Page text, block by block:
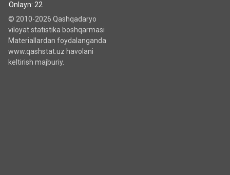
Onlayn: 22
© 2010-2026 Qashqadaryo
viloyat statistika boshqarmasi
Materiallardan foydalanganda
www.qashstat.uz havolani
keltirish majburiy.